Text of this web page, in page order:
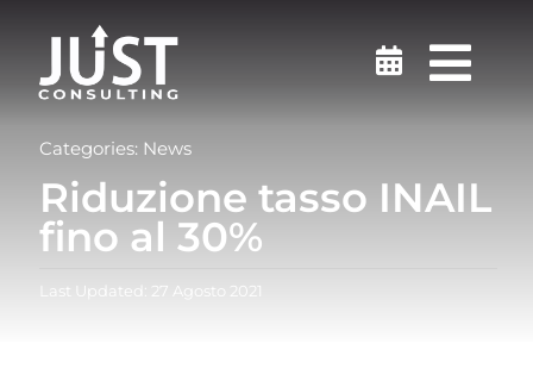
contenuto
Sicurezza sul lavoro
Medicina del Lavoro
Categories: News
Riduzione tasso INAIL
fino al 30%
Last Updated: 27 Agosto 2021